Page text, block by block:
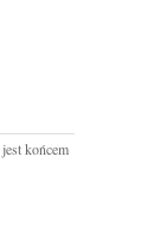
końcem